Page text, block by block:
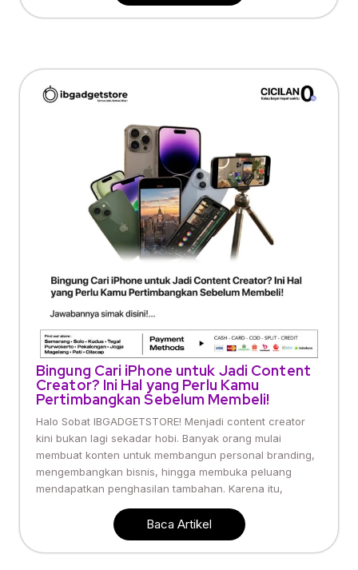
Bingung Cari iPhone untuk Jadi Content
Creator? Ini Hal yang Perlu Kamu
Pertimbangkan Sebelum Membeli!
Halo Sobat IBGADGETSTORE! Menjadi content creator
kini bukan lagi sekadar hobi. Banyak orang mulai
membuat konten untuk membangun personal branding,
mengembangkan bisnis, hingga membuka peluang
mendapatkan penghasilan tambahan. Karena itu,
Baca Artikel